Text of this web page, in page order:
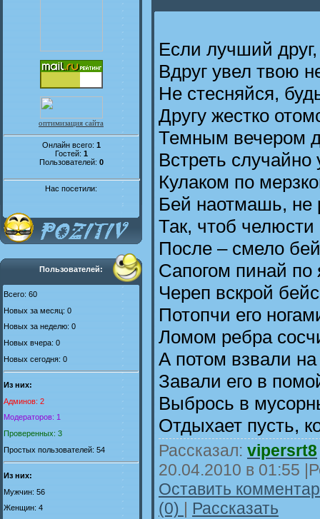
оптимизация сайта
Онлайн всего: 1
Гостей: 1
Пользователей: 0
Нас посетили:
Пользователей:
Всего: 60
Новых за месяц: 0
Новых за неделю: 0
Новых вчера: 0
Новых сегодня: 0
Из них:
Админов: 2
Модераторов: 1
Проверенных: 3
Простых пользователей: 54
Из них:
Мужчин: 56
Женщин: 4
Если лучший
Вдруг увел твою
Не стесняйся,
Другу жестко
Темным вечером
Встреть случайно
Кулаком по
Бей наотмашь, не
Так, чтоб челюсти
После – смело
Сапогом пинай по
Череп вскрой
Потопчи его
Ломом ребра
А потом взвали
Завали его в
Выбрось в
Отдыхает пусть,
Рассказал: vipersrt8
20.04.2010 в 01:55
Оставить
(0)
Рассказать